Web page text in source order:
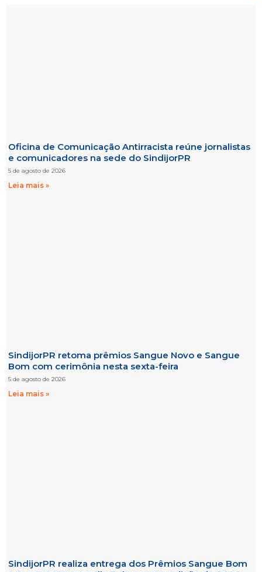
Oficina de Comunicação Antirracista reúne jornalistas
e comunicadores na sede do SindijorPR
5 de agosto de 2026
Leia mais »
SindijorPR retoma prêmios Sangue Novo e Sangue
Bom com cerimônia nesta sexta-feira
5 de agosto de 2026
Leia mais »
SindijorPR realiza entrega dos Prêmios Sangue Bom